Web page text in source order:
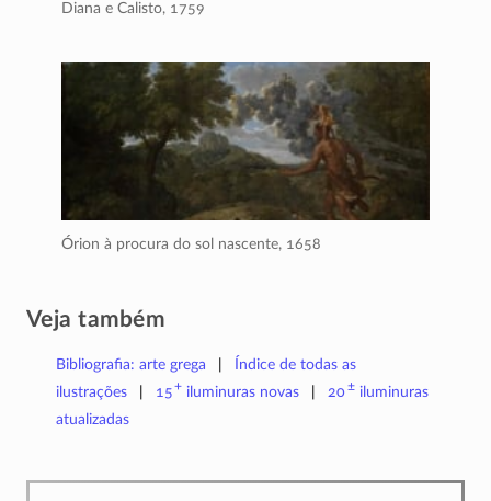
Diana e Calisto, 1759
Órion à procura do sol nascente, 1658
Veja também
Bibliografia: arte grega
Índice de todas as
ilustrações
15+ iluminuras novas 20±iluminuras
atualizadas